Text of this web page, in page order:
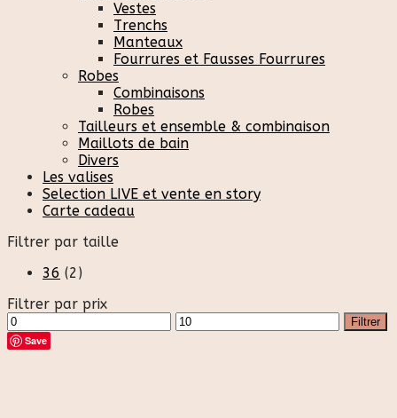
Vestes
Trenchs
Manteaux
Fourrures et Fausses Fourrures
Robes
Combinaisons
Robes
Tailleurs et ensemble & combinaison
Maillots de bain
Divers
Les valises
Selection LIVE et vente en story
Carte cadeau
Filtrer par taille
36 (2)
Filtrer par prix
Prix
min
Prix
max
Filtrer
Save